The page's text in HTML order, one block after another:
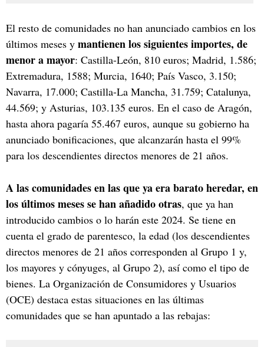
El resto de comunidades no han anunciado cambios en los
últimos meses y mantienen los siguientes importes, de
menor a mayor: Castilla-León, 810 euros; Madrid, 1.586;
Extremadura, 1588; Murcia, 1640; País Vasco, 3.150;
Navarra, 17.000; Castilla-La Mancha, 31.759; Catalunya,
44.569; y Asturias, 103.135 euros. En el caso de Aragón,
hasta ahora pagaría 55.467 euros, aunque su gobierno ha
anunciado bonificaciones, que alcanzarán hasta el 99%
para los descendientes directos menores de 21 años.
A las comunidades en las que ya era barato heredar, en
los últimos meses se han añadido otras, que ya han
introducido cambios o lo harán este 2024. Se tiene en
cuenta el grado de parentesco, la edad (los descendientes
directos menores de 21 años corresponden al Grupo 1 y,
los mayores y cónyuges, al Grupo 2), así como el tipo de
bienes. La Organización de Consumidores y Usuarios
(OCE) destaca estas situaciones en las últimas
comunidades que se han apuntado a las rebajas: